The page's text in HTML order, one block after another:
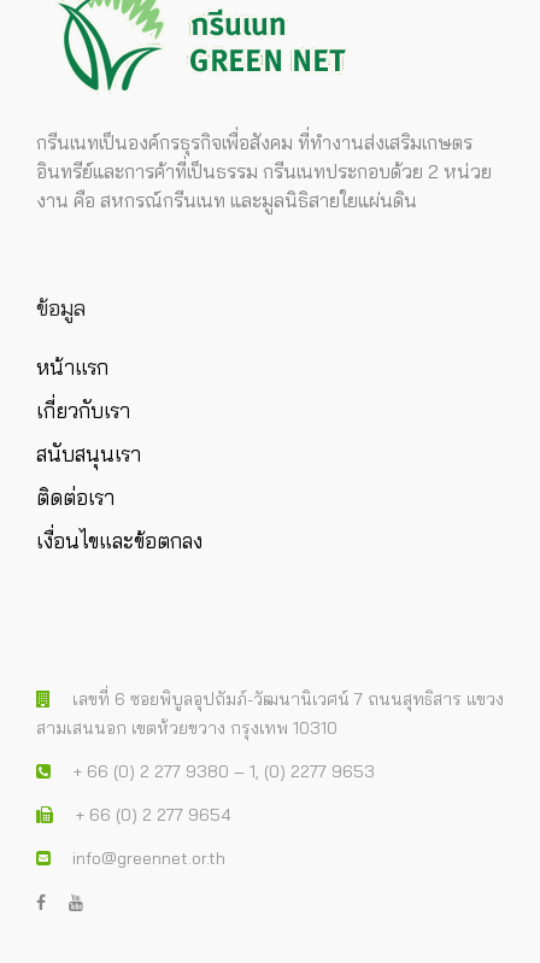
กรีนเนทเป็นองค์กรธุรกิจเพื่อสังคม ที่ทำงานส่งเสริมเกษตร
อินทรีย์และการค้าที่เป็นธรรม กรีนเนทประกอบด้วย 2 หน่วย
งาน คือ สหกรณ์กรีนเนท และมูลนิธิสายใยแผ่นดิน
ข้อมูล
หน้าแรก
เกี่ยวกับเรา
สนับสนุนเรา
ติดต่อเรา
เงื่อนไขและข้อตกลง
เลขที่ 6 ซอยพิบูลอุปถัมภ์-วัฒนานิเวศน์ 7 ถนนสุทธิสาร แขวง
สามเสนนอก เขตห้วยขวาง กรุงเทพ 10310
+ 66 (0) 2 277 9380 – 1, (0) 2277 9653
+ 66 (0) 2 277 9654
info@greennet.or.th